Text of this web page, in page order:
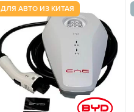
ДЛЯ АВТО ИЗ КИТАЯ